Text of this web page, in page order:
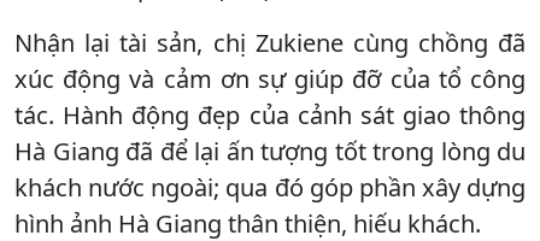
Nhận lại tài sản, chị Zukiene cùng chồng đã
xúc động và cảm ơn sự giúp đỡ của tổ công
tác. Hành động đẹp của cảnh sát giao thông
Hà Giang đã để lại ấn tượng tốt trong lòng du
khách nước ngoài; qua đó góp phần xây dựng
hình ảnh Hà Giang thân thiện, hiếu khách.